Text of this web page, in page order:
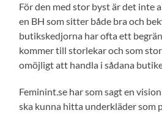
För den med stor byst är det inte
en BH som sitter både bra och
butikskedjorna har ofta ett
kommer till storlekar och som
omöjligt att handla i sådana
Feminint.se har som sagt en
ska kunna hitta underkläder som